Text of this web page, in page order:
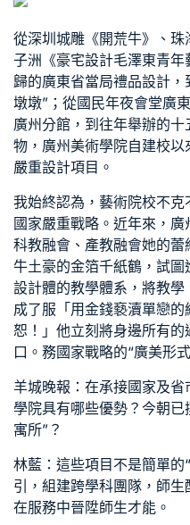
從深圳城雕《開荒牛》、
子洲《豪宅設計毛澤東青年
歸的廣東省當局禮品設計
墩墩”；從國民年夜會堂廣
廣州分館，到往年舉辦的十
物，廣州美術學院自建校
嚴重設計項目。
我始終認為，藝術院校不
國家嚴重戰略。近年來，廣
科教融會、產教融會她的
牛土豪的金箔千紙鶴，試
設計體的教學體系，將教
成了服「用金錢褻瀆單戀的
恕！」他立刻將身邊所有
口。務國家戰略的“廣美形式
羊城晚報：在承接國家及
學院具有哪些優勢？今朝
寓所”？
林藍：這些項目不是簡單的
引，組建跨學科團隊，師生
在服務中晉陞師生才能。